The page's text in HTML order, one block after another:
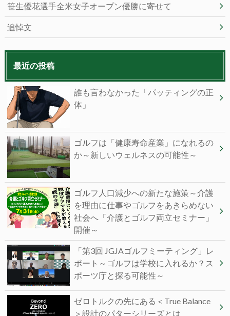
笹生優花選手全米女子オープン優勝に寄せて
追悼文
最近の投稿
誰も⾔わなかった「パッティングの正
体」
ゴルフは「健康寿命産業」になれるの
か～新しいウェルネスの可能性～
ゴルフ人口減少への新たな施策～介護
を理由に仕事やゴルフをあきらめない
社会へ「介護とゴルフ両立セミナー」
開催～
「第3回 JGJAゴルフミーティング」レ
ポート～ゴルフは学校に入れるか？ス
ポーツ庁と探る可能性～
ゼロトルクの先にある＜True Balance
＞設計のパターシリーズとは